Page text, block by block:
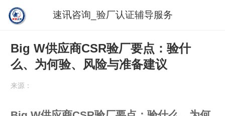
速讯咨询_验厂认证辅导服务
Big W供应商CSR验厂要点：验什
么、为何验、风险与准备建议
来源：